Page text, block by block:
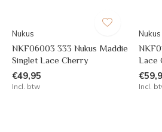
Nukus
NKF06003 333 Nukus Maddie
Singlet Lace Cherry
€49,95
Incl. btw
Nukus
Lace
Incl.